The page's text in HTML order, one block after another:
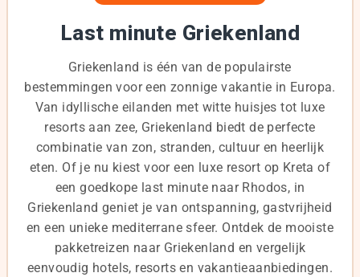
Last minute Griekenland
Griekenland is één van de populairste
bestemmingen voor een zonnige vakantie in Europa.
Van idyllische eilanden met witte huisjes tot luxe
resorts aan zee, Griekenland biedt de perfecte
combinatie van zon, stranden, cultuur en heerlijk
eten. Of je nu kiest voor een luxe resort op Kreta of
een goedkope last minute naar Rhodos, in
Griekenland geniet je van ontspanning, gastvrijheid
en een unieke mediterrane sfeer. Ontdek de mooiste
pakketreizen naar Griekenland en vergelijk
eenvoudig hotels, resorts en vakantieaanbiedingen.